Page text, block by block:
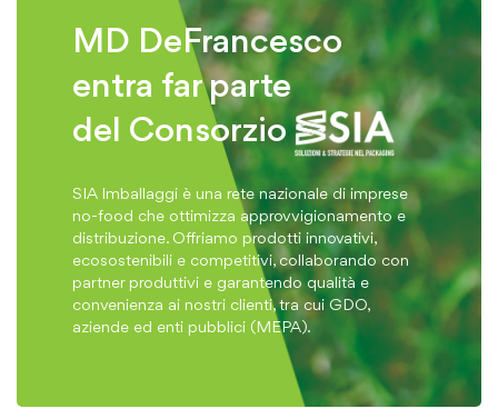
MD DeFrancesco
entra far parte
del Consorzio
SIA Imballaggi è una rete nazionale di imprese
no-food che ottimizza approvvigionamento e
distribuzione. Offriamo prodotti innovativi,
ecosostenibili e competitivi, collaborando con
partner produttivi e garantendo qualità e
convenienza ai nostri clienti, tra cui GDO,
aziende ed enti pubblici (MEPA).